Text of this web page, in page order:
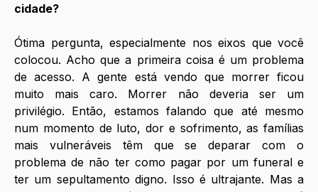
cidade?
Ótima pergunta, especialmente nos eixos que você
colocou. Acho que a primeira coisa é um problema
de acesso. A gente está vendo que morrer ficou
muito mais caro. Morrer não deveria ser um
privilégio. Então, estamos falando que até mesmo
num momento de luto, dor e sofrimento, as famílias
mais vulneráveis têm que se deparar com o
problema de não ter como pagar por um funeral e
ter um sepultamento digno. Isso é ultrajante. Mas a